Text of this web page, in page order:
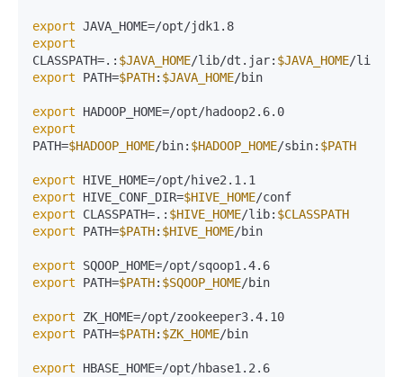
export
export
CLASSPATH=.: $JAVA_HOME/lib/dt.jar: $JAVA_HOME
export PATH=$PATH: $JAVA_HOME/bin
export
export
PATH=$HADOOP_HOME/bin: $HADOOP_HOME/sbin: $PATH
export
export HIVE_CONF_DIR=$HIVE_HOME
export CLASSPATH=.: $HIVE_HOME/lib: $CLASSPATH
export PATH=$PATH: $HIVE_HOME/bin
export
export PATH=$PATH: $SQOOP_HOME/bin
export
export PATH=$PATH: $ZK_HOME/bin
export